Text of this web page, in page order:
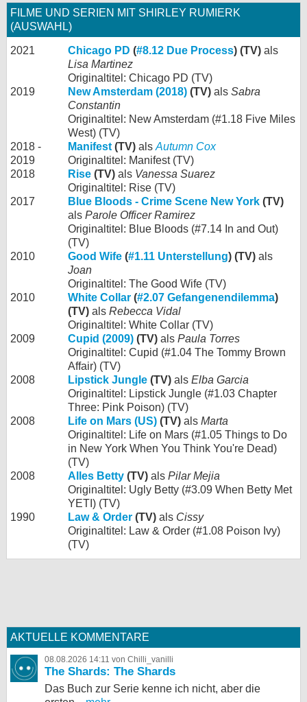
FILME UND SERIEN MIT SHIRLEY RUMIERK
(AUSWAHL)
2021 Chicago PD (#8.12 Due Process) (TV) als
Lisa Martinez
Originaltitel: Chicago PD (TV)
2019
New Amsterdam (2018) (TV) als Sabra
Constantin
Originaltitel: New Amsterdam (#1.18 Five Miles
West) (TV)
2018 -
2019
Manifest (TV) als Autumn Cox
Originaltitel: Manifest (TV)
2018
Rise (TV) als Vanessa Suarez
Originaltitel: Rise (TV)
2017
Blue Bloods - Crime Scene New York (TV)
als Parole Officer Ramirez
Originaltitel: Blue Bloods (#7.14 In and Out)
(TV)
2010
Good Wife (#1.11 Unterstellung) (TV) als
Joan
Originaltitel: The Good Wife (TV)
2010
White Collar (#2.07 Gefangenendilemma)
(TV) als Rebecca Vidal
Originaltitel: White Collar (TV)
2009
Cupid (2009) (TV) als Paula Torres
Originaltitel: Cupid (#1.04 The Tommy Brown
Affair) (TV)
2008
Lipstick Jungle (TV) als Elba Garcia
Originaltitel: Lipstick Jungle (#1.03 Chapter
Three: Pink Poison) (TV)
2008
Life on Mars (US) (TV) als Marta
Originaltitel: Life on Mars (#1.05 Things to Do
in New York When You Think You're Dead)
(TV)
2008
Alles Betty (TV) als Pilar Mejia
Originaltitel: Ugly Betty (#3.09 When Betty Met
YETI) (TV)
1990
Law & Order (TV) als Cissy
Originaltitel: Law & Order (#1.08 Poison Ivy)
(TV)
AKTUELLE KOMMENTARE
08.08.2026 14:11 von Chilli_vanilli
The Shards: The Shards
Das Buch zur Serie kenne ich nicht, aber die